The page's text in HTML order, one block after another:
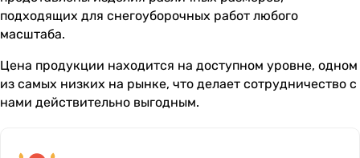
подходящих для снегоуборочных работ любого
масштаба.
Цена продукции находится на доступном уровне, одном
из самых низких на рынке, что делает сотрудничество с
нами действительно выгодным.